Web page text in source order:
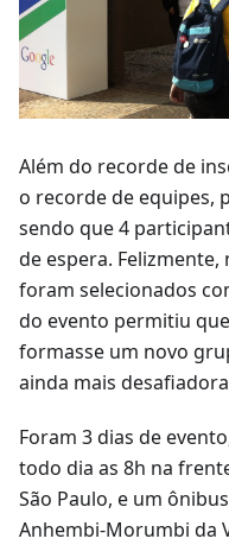
Além do recorde de
o recorde de equipes,
sendo que 4
de espera.
foram selecionados
do evento permitiu
formasse um novo
ainda mais
Foram 3 dias de
todo dia as 8h na
São Paulo, e um
Anhembi-Morumbi da